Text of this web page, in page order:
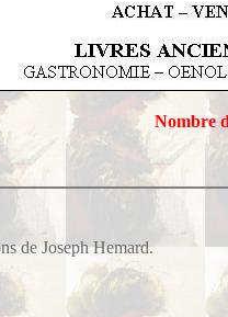
Nombre
de Joseph Hemard.